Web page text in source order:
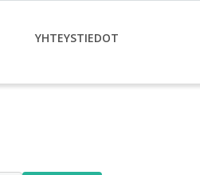
YHTEYSTIEDOT